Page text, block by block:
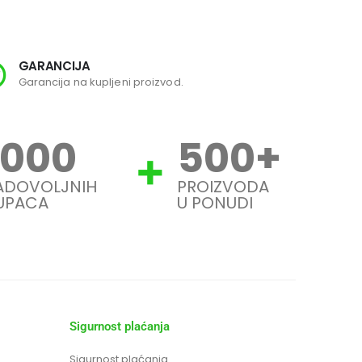
GARANCIJA
Garancija na kupljeni proizvod.
500+
PROIZVODA
U PONUDI
Sigurnost plaćanja